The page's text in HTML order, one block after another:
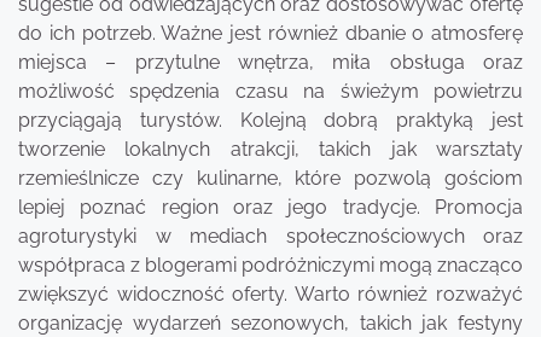
do ich potrzeb. Ważne jest również dbanie o atmosferę
miejsca – przytulne wnętrza, miła obsługa oraz
możliwość spędzenia czasu na świeżym powietrzu
przyciągają turystów. Kolejną dobrą praktyką jest
tworzenie lokalnych atrakcji, takich jak warsztaty
rzemieślnicze czy kulinarne, które pozwolą gościom
lepiej poznać region oraz jego tradycje. Promocja
agroturystyki w mediach społecznościowych oraz
współpraca z blogerami podróżniczymi mogą znacząco
zwiększyć widoczność oferty. Warto również rozważyć
organizację wydarzeń sezonowych, takich jak festyny